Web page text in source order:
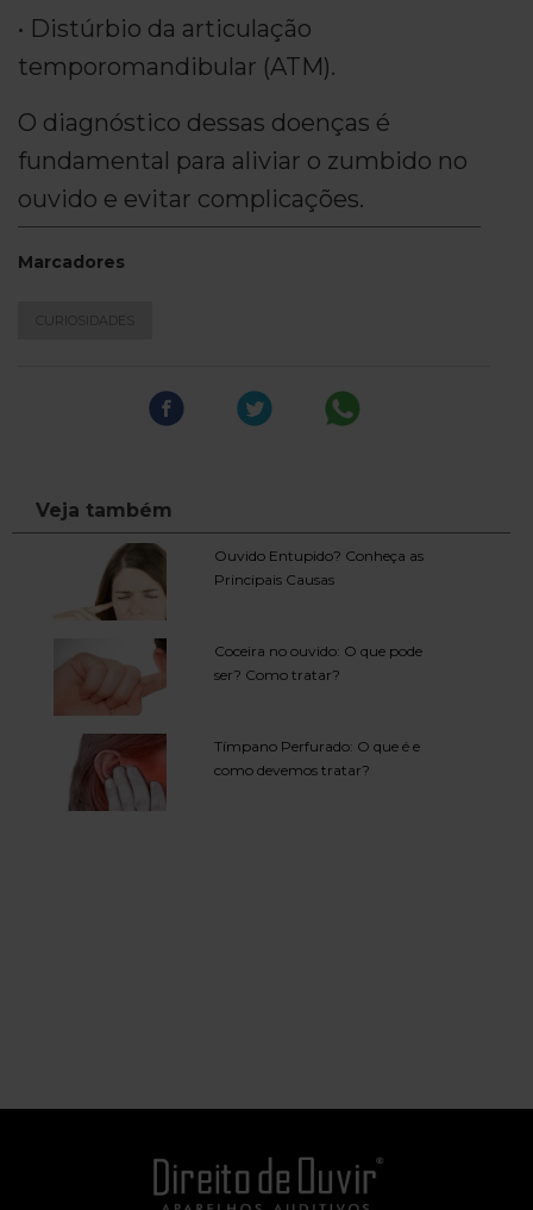
• Distúrbio da articulação
temporomandibular (ATM).
O diagnóstico dessas doenças é
fundamental para aliviar o zumbido no
ouvido e evitar complicações.
Marcadores
CURIOSIDADES
Ouvido Entupido? Conheça as
Principais Causas
Coceira no ouvido: O que pode
ser? Como tratar?
Tímpano Perfurado: O que é e
como devemos tratar?
Veja também